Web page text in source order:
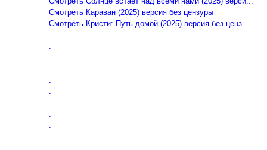
Смотреть Караван (2025) версия без цензуры
Смотреть Кристи: Путь домой (2025) версия без ценз...
.
.
.
.
.
.
.
.
.
.